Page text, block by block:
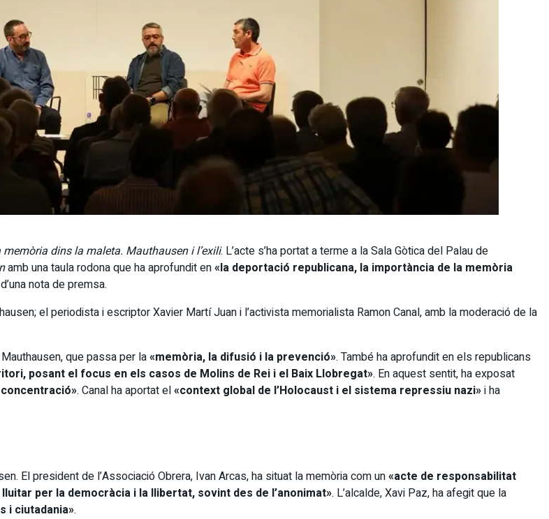
memòria dins la maleta. Mauthausen i l’exili. L’acte s’ha portat a terme a la Sala Gòtica del Palau de
amb una taula rodona que ha aprofundit en«la deportació republicana, la importància de la memòria
nota de premsa.
el periodista i escriptor Xavier Martí Juan i l’activista memorialista Ramon Canal, amb la moderació de la
que passa per la«memòria, la difusió i la prevenció». També ha aprofundit en els republicans
posant el focus en els casos de Molins de Rei i el Baix Llobregat». En aquest sentit, ha exposat
. Canal ha aportat el«context global de l’Holocaust i el sistema repressiu nazi»i ha
El president de l’Associació Obrera, Ivan Arcas, ha situat la memòria com un«acte de responsabilitat
per la democràcia i la llibertat, sovint des de l’anonimat». L’alcalde, Xavi Paz, ha afegit que la
i ciutadania».